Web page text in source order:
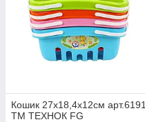
Кошик 27х18,4х12см арт.6191
ТМ ТЕХНОК FG